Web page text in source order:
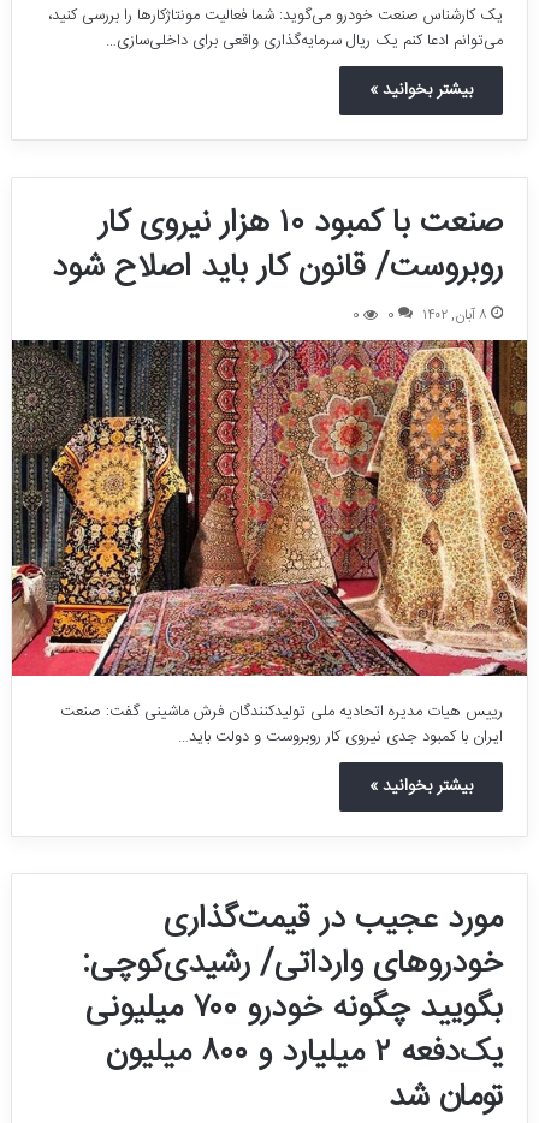
یک کارشناس صنعت خودرو می‌گوید: شما فعالیت مونتاژکارها را بررسی کنید،
می‌توانم ادعا کنم یک ریال سرمایه‌گذاری واقعی برای داخلی‌سازی…
بیشتر بخوانید »
صنعت با کمبود ۱۰ هزار نیروی کار
روبروست/ قانون کار باید اصلاح شود
۸ آبان, ۱۴۰۲ 0
0
رییس هیات مدیره اتحادیه ملی تولیدکنندگان فرش ماشینی گفت: صنعت
ایران با کمبود جدی نیروی کار روبروست و دولت باید…
بیشتر بخوانید »
مورد عجیب در قیمت‌گذاری
خودروهای وارداتی/ رشیدی‌کوچی:
بگویید چگونه خودرو ۷۰۰ میلیونی
یک‌دفعه ۲ میلیارد و ۸۰۰ میلیون
تومان شد